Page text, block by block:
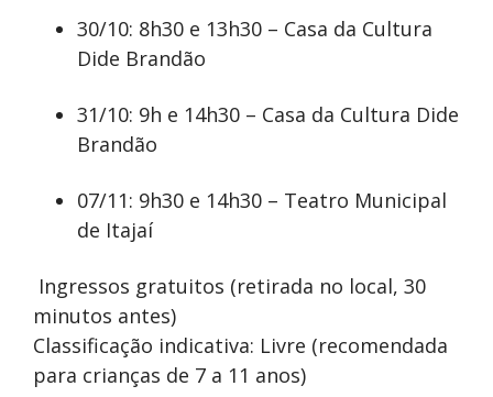
30/10: 8h30 e 13h30 – Casa da Cultura
Dide Brandão
31/10: 9h e 14h30 – Casa da Cultura Dide
Brandão
07/11: 9h30 e 14h30 – Teatro Municipal
de Itajaí
️ Ingressos gratuitos (retirada no local, 30
minutos antes)
Classificação indicativa: Livre (recomendada
para crianças de 7 a 11 anos)